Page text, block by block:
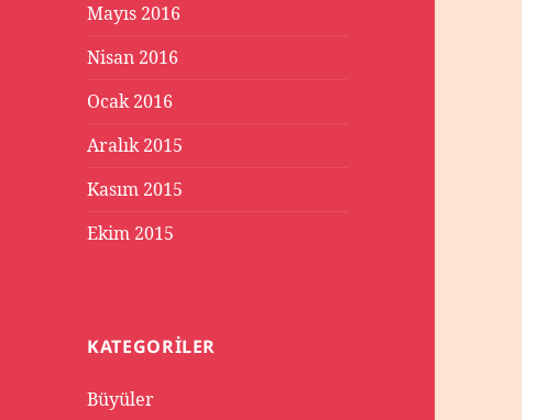
Mayıs 2016
Nisan 2016
Ocak 2016
Aralık 2015
Kasım 2015
Ekim 2015
KATEGORILER
Büyüler